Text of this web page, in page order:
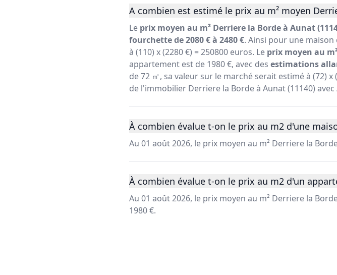
A combien est estimé le prix au m² moyen
Le prix moyen au m² Derriere la Borde à Aunat
fourchette de 2080 € à 2480 €. Ainsi pour une
à (110) x (2280 €) = 250800 euros. Le prix moyen au
appartement est de 1980 €, avec des estimations
de 72 ㎡, sa valeur sur le marché serait estimé à (72)
de l'immobilier Derriere la Borde à Aunat (11140) avec
À combien évalue t-on le prix au m2 d'une
Au 01 août 2026, le prix moyen au m² Derriere la
À combien évalue t-on le prix au m2 d'un
Au 01 août 2026, le prix moyen au m² Derriere la
1980 €.